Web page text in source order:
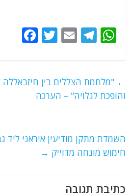
W
s
A
T
g
ra
E
l
T
er
e
k
← "מלחמת הצללים בין
והופכת לגלויה" – הערכה
השמדת מתקן מודיעין איראני ליד
חימוש מונחה מדוייק →
כתיבת תגובה